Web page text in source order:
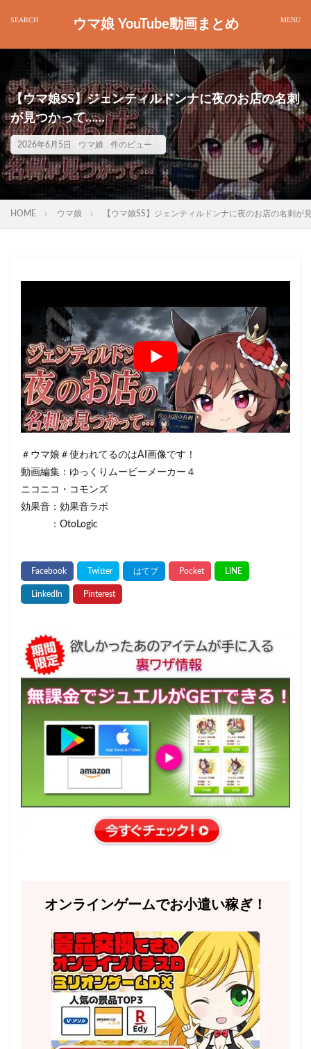
ウマ娘 YouTube動画まとめ
【ウマ娘SS】ジェンティルドンナに夜のお店の名刺
が見つかって……
2026年6月5日 ウマ娘 件のビュー
HOME ウマ娘 【ウマ娘SS】ジェンティルドンナに夜のお店の名刺が
＃ウマ娘＃使われてるのはAI画像です！
動画編集：ゆっくりムービーメーカー４
ニコニコ・コモンズ
効果音：効果音ラボ
：OtoLogic
オンラインゲームでお小遣い稼ぎ！